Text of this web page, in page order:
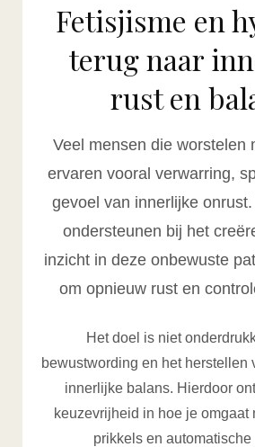
Fetisjisme en
terug naar
rust en
Veel mensen die worstelen
ervaren vooral verwarring,
gevoel van innerlijke
ondersteunen bij het
inzicht in deze onbewuste
om opnieuw rust en
Het doel is niet
bewustwording en het herstellen
innerlijke balans. Hierdoor
keuzevrijheid in hoe je omgaat
prikkels en automatische